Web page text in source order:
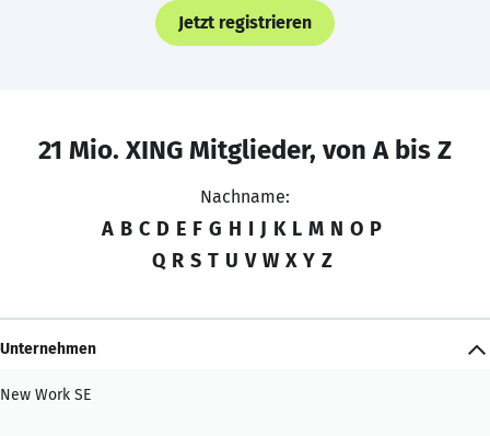
Jetzt registrieren
21 Mio. XING Mitglieder, von A bis Z
Nachname:
A B C D E F G H I J K L M N O P
Q R S T U V W X Y Z
Unternehmen
New Work SE